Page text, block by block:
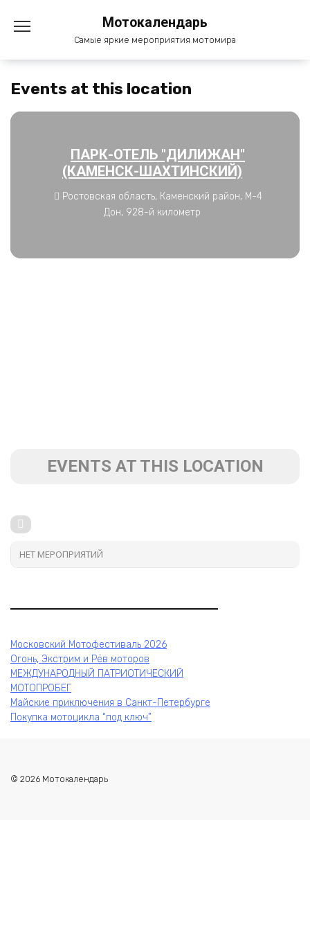
содержанию
Мотокалендарь
Самые яркие мероприятия мотомира
Events at this location
ПАРК-ОТЕЛЬ "ДИЛИЖАН"
(КАМЕНСК-ШАХТИНСКИЙ)
Ростовская область, Каменский район, М-4
Дон, 928-й километр
EVENTS AT THIS LOCATION
НЕТ МЕРОПРИЯТИЙ
Московский Мотофестиваль 2026
Огонь, Экстрим и Рёв моторов
МЕЖДУНАРОДНЫЙ ПАТРИОТИЧЕСКИЙ
МОТОПРОБЕГ
Майские приключения в Санкт-Петербурге
Покупка мотоцикла “под ключ”
© 2026 Мотокалендарь